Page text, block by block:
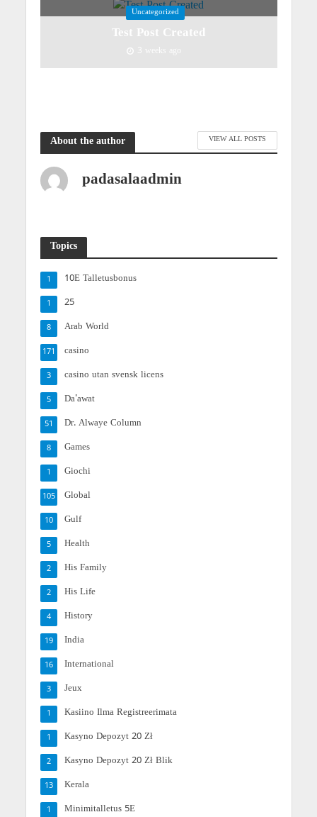
Uncategorized
Test Post Created
3 weeks ago
About the author VIEW ALL POSTS
padasalaadmin
Topics
10E Talletusbonus
1
25
1
Arab World
8
casino
171
casino utan svensk licens
3
Da'awat
5
Dr. Alwaye Column
51
Games
8
Giochi
1
Global
105
Gulf
10
Health
5
His Family
2
His Life
2
History
4
India
19
International
16
Jeux
3
Kasiino Ilma Registreerimata
1
Kasyno Depozyt 20 Zł
1
Kasyno Depozyt 20 Zł Blik
2
Kerala
13
Minimitalletus 5E
1